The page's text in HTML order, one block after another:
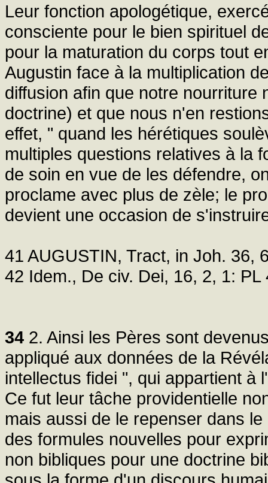
Leur fonction apologétique,
consciente pour le bien spirituel
pour la maturation du corps tout
Augustin face à la multiplication
diffusion afin que notre nourriture
doctrine) et que nous n'en
effet, " quand les hérétiques
multiples questions relatives à la
de soin en vue de les défendre,
proclame avec plus de zèle; le
devient une occasion de
41 AUGUSTIN, Tract, in Joh. 36,
42 Idem., De civ. Dei, 16, 2, 1: PL
34 2. Ainsi les Pères sont
appliqué aux données de la
intellectus fidei ", qui appartient à
Ce fut leur tâche providentielle
mais aussi de le repenser dans
des formules nouvelles pour
non bibliques pour une doctrine